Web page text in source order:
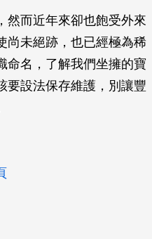
然而近年來卻也飽受外來
尚未絕跡，也已經極為稀
命名，了解我們坐擁的寶
要設法保存維護，別讓豐